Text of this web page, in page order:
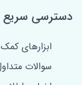
دسترسی سریع
ابزارهای
سوالات